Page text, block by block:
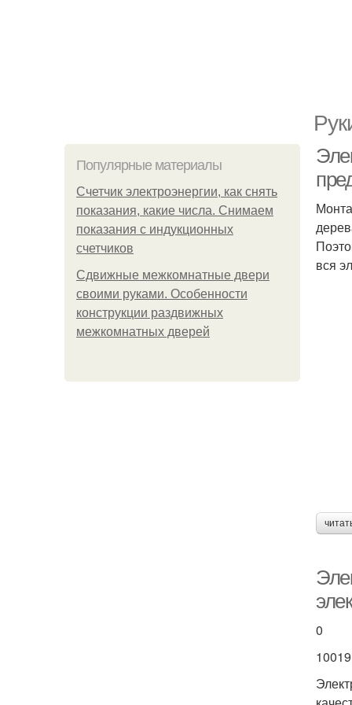
Популярные материалы
Счетчик электроэнергии, как снять
показания, какие числа. Снимаем
показания с индукционных
счетчиков
Сдвижные межкомнатные двери
своими руками. Особенности
конструкции раздвижных
межкомнатных дверей
вся
0
10019